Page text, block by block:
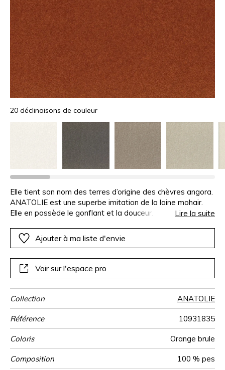
20 déclinaisons de couleur
Elle tient son nom des terres d’origine des chèvres angora.
ANATOLIE est une superbe imitation de la laine mohair.
Elle en possède le gonflant et la douceur. Ce velours
pour obtenir la texture et l’aspect visuel de la laine, puis
laminé sur une base polaire.
Lire la suite
Ajouter à ma liste d'envie
Voir sur l'espace pro
Collection ANATOLIE
Référence 10931835
Coloris Orange brule
Composition 100 % pes